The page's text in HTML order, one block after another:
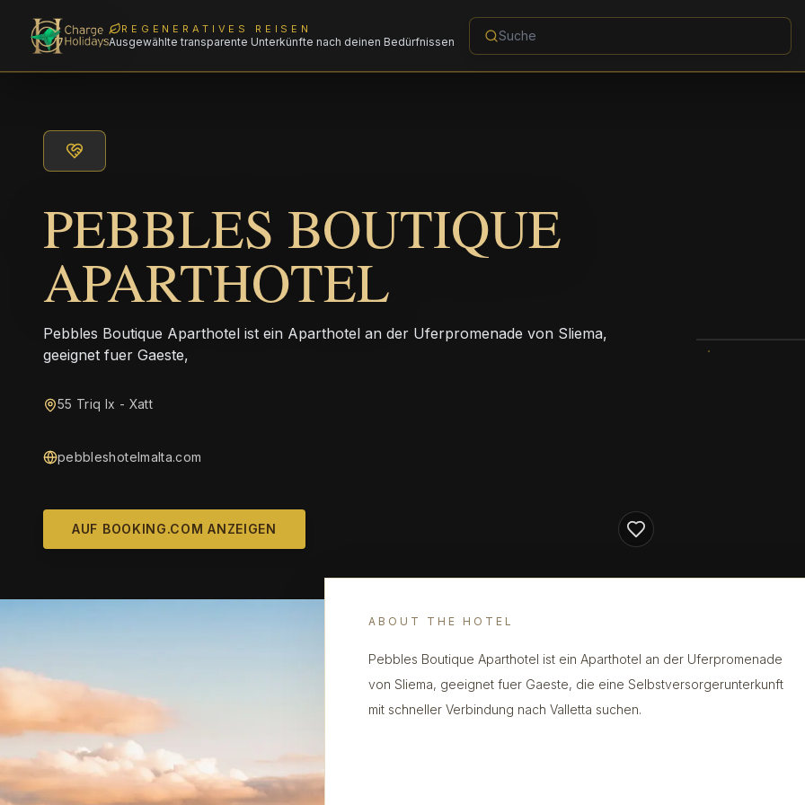
REGENERATIVES REISEN
Ausgewählte transparente Unterkünfte nach deinen Bedürfnissen
PEBBLES BOUTIQUE
APARTHOTEL
Pebbles Boutique Aparthotel ist ein Aparthotel an der Uferpromenade von Sliema,
geeignet fuer Gaeste,
55 Triq Ix - Xatt
pebbleshotelmalta.com
AUF BOOKING.COM ANZEIGEN
ABOUT THE HOTEL
Pebbles Boutique Aparthotel ist ein Aparthotel an der Uferpromenade
von Sliema, geeignet fuer Gaeste, die eine Selbstversorgerunterkunft
mit schneller Verbindung nach Valletta suchen.